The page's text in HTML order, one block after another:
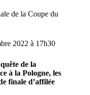
de la Coupe du
2022 à 17h30
de la
à la Pologne, les
finale d’affilée